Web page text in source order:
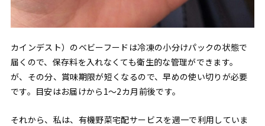
カインデスト）のベビーフードは冷凍の小分けパックの状態で
届くので、保存料を入れなくても衛生的な管理ができます。
が、その分、賞味期限が短くなるので、早めの使い切りが必要
です。目安はお届けから1〜2カ月前後です。
それから、私は、有機野菜宅配サービスを週一で利用していま